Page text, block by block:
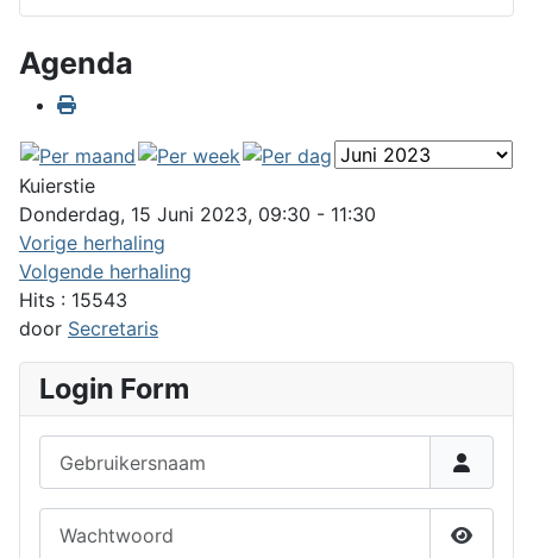
Agenda
Kuierstie
Donderdag, 15 Juni 2023, 09:30 - 11:30
Vorige herhaling
Volgende herhaling
Hits : 15543
door Secretaris
Login Form